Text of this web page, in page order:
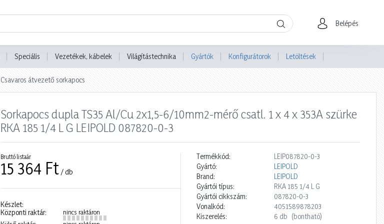
Belépés
Speciális Vezetékek, kábelek Világítástechnika Gyártók Konfigurátorok Letöltések
Csavaros átvezető sorkapocs
Sorkapocs dupla TS35 Al/Cu 2x1,5-6/10mm2-mérő csatl. 1 x 4 x 353A szürke
RKA 185 1/4 L G LEIPOLD 087820-0-3
Bruttó listaár
15 364 Ft / db
Készlet:
Központi raktár:
nincs raktáron
Termékkód:
LEIP087820-0-3
Gyártó:
LEIPOLD
Brand:
LEIPOLD
Gyártói típus:
RKA 185 1/4 L G
Gyártói cikkszám:
087820-0-3
Vonalkód:
4051589878203
Kiszerelés:
6 db (bontható)